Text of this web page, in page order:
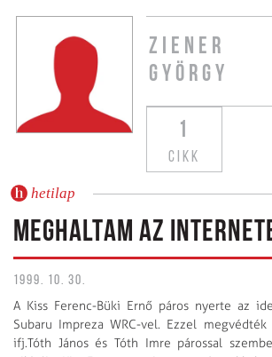
ZIENER
GYÖRGY
1
CIKK
hetilap
MEGHALTAM AZ
1999. 10. 30.
A Kiss Ferenc-Büki Ernő páros nyerte az
Subaru Impreza WRC-vel. Ezzel
ifj.Tóth János és Tóth Imre párossal